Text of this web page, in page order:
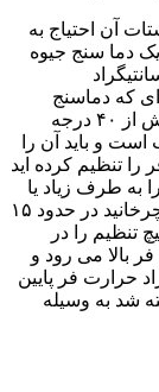
آن احتیاج به
دما سنج جیوه
را روی ۱۸۰ درجه سانتیگراد
درجه ای که دماسنج
نشان می دهد با آنچه که فر را تنظیم کرده اید بیش از ۴۰ درجه
و باید آن را
تنظیم کرده اید
به طرف زیاد یا
کم بچرخانید.هر یک چهارم دور که پیچ تنظیم را بچرخانید در حدود ۱۵
تنظیم را در
حرارت فر بالا می رود و
۱۵ درجه سانتیگراد حرارت فر پایین
شد به وسیله